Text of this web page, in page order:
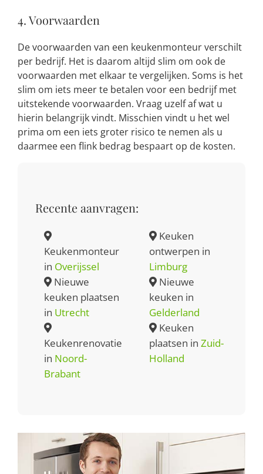
4. Voorwaarden
De voorwaarden van een keukenmonteur verschilt
per bedrijf. Het is daarom altijd slim om ook de
voorwaarden met elkaar te vergelijken. Soms is het
slim om iets meer te betalen voor een bedrijf met
uitstekende voorwaarden. Vraag uzelf af wat u
hierin belangrijk vindt. Misschien vindt u het wel
prima om een iets groter risico te nemen als u
daarmee een flink bedrag bespaart op de kosten.
Recente aanvragen:
Keukenmonteur
in Overijssel
Nieuwe
keuken plaatsen
in Utrecht
Keukenrenovatie
in Noord-
Brabant
Keuken
ontwerpen in
Limburg
Nieuwe
keuken in
Gelderland
Keuken
plaatsen in Zuid-
Holland